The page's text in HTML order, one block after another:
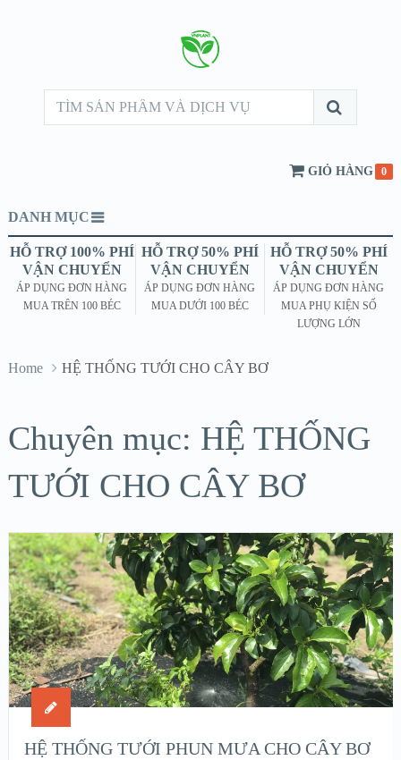
GIỎ HÀNG 0
DANH MỤC
HỖ TRỢ 100% PHÍ
VẬN CHUYỂN
ÁP DỤNG ĐƠN HÀNG
MUA TRÊN 100 BÉC
HỖ TRỢ 50% PHÍ
VẬN CHUYỂN
ÁP DỤNG ĐƠN HÀNG
MUA DƯỚI 100 BÉC
HỖ TRỢ 50% PHÍ
VẬN CHUYỂN
ÁP DỤNG ĐƠN HÀNG
MUA PHỤ KIỆN SỐ
LƯỢNG LỚN
Home HỆ THỐNG TƯỚI CHO CÂY BƠ
Chuyên mục: HỆ THỐNG
TƯỚI CHO CÂY BƠ
HỆ THỐNG TƯỚI PHUN MƯA CHO CÂY BƠ